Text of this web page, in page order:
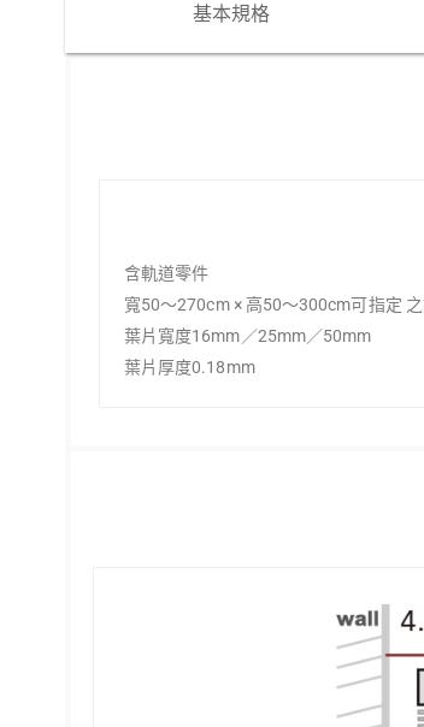
基本規格
含軌道零件
寬50～270cm × 高50～300cm可指定
葉片寬度16mm／25mm／50mm
葉片厚度0.18mm